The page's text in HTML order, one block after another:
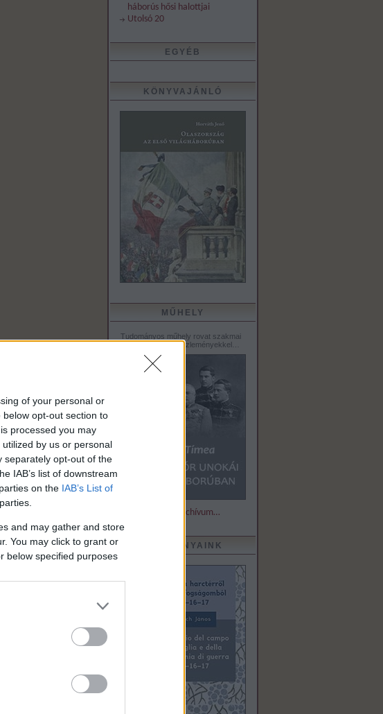
of your personal or
opt-out section to
processed you may
by us or personal
separately opt-out of the
IAB’s list of downstream
on the IAB’s List of
and may gather and store
You may click to grant or
below specified purposes
háborús hősi halottjai
Utolsó 20
EGYÉB
KÖNYVAJÁNLÓ
MŰHELY
Tudományos műhely rovat szakmai
tanulmányokkal, közleményekkel…
Részletek és archívum…
KIADVÁNYAINK